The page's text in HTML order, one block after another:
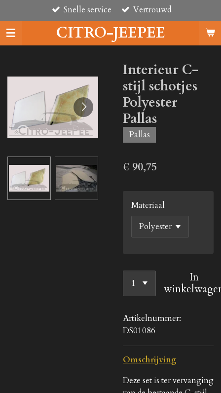
direct
naar
de
CITRO-JEEPEE
Snelle service Vertrouwd
Interieur C-
stijl schotjes
Polyester
Pallas
Pallas
€ 90,75
Materiaal
In
Artikelnummer:
DS01086
Omschrijving
Deze set is ter vervanging